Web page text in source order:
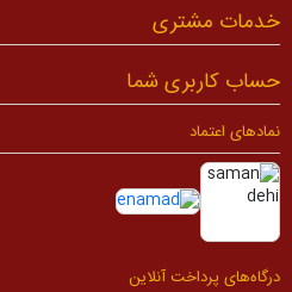
خدمات مشتری
حساب کاربری شما
نمادهای اعتماد
درگاه‌های پرداخت آنلاین